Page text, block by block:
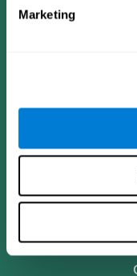
Marketing